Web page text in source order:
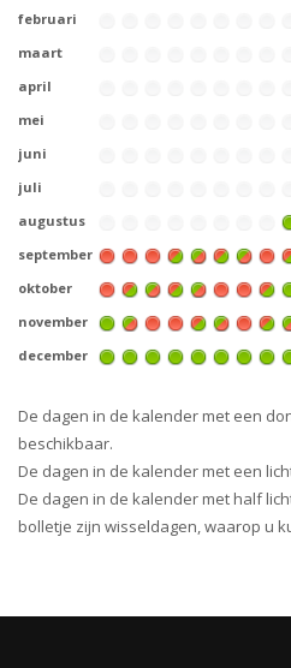
februari
maart
april
mei
juni
juli
augustus
september
oktober
november
december
De dagen in de kalender met een
beschikbaar.
De dagen in de kalender met een
De dagen in de kalender met half
bolletje zijn wisseldagen, waarop u